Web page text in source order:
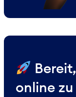
online